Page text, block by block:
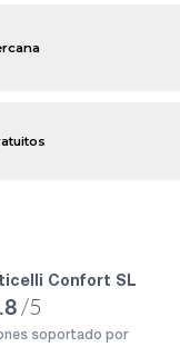
Confort SL
/5
soportado por